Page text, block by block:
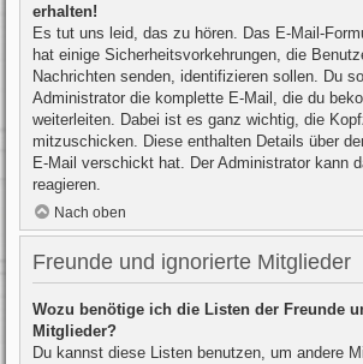
erhalten!
Es tut uns leid, das zu hören. Das E-Mail-
hat einige Sicherheitsvorkehrungen, die
Nachrichten senden, identifizieren sollen. Du
Administrator die komplette E-Mail, die du
weiterleiten. Dabei ist es ganz wichtig, die
mitzuschicken. Diese enthalten Details über
E-Mail verschickt hat. Der Administrator kann
reagieren.
Nach oben
Freunde und ignorierte Mitglieder
Wozu benötige ich die Listen der Freunde
Mitglieder?
Du kannst diese Listen benutzen, um andere